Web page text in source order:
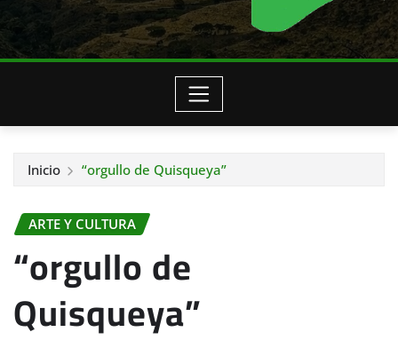
Inicio “orgullo de Quisqueya”
ARTE Y CULTURA
“orgullo de
Quisqueya”